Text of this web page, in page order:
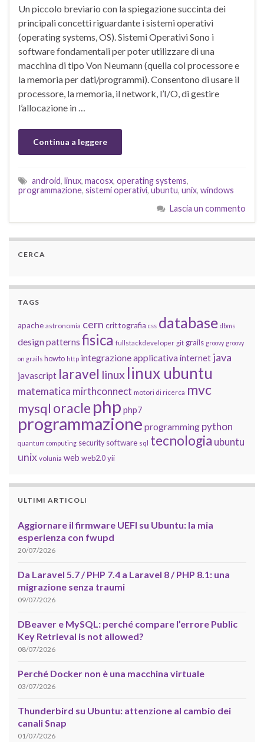
Un piccolo breviario con la spiegazione succinta dei
principali concetti riguardante i sistemi operativi
(operating systems, OS). Sistemi Operativi Sono i
software fondamentali per poter utilizzare di una
macchina di tipo Von Neumann (quella col processore e
la memoria per dati/programmi). Consentono di usare il
processore, la memoria, il network, l’I/O, di gestire
l’allocazione in …
Continua a leggere
android, linux, macosx, operating systems,
programmazione, sistemi operativi, ubuntu, unix, windows
Lascia un commento
CERCA
TAGS
apache astronomia cern crittografia css database dbms
design patterns fisica fullstackdeveloper git grails groovy groovy
on grails howto http integrazione applicativainternet java
javascript laravel linux linux ubuntu
matematica mirthconnect motori di ricerca mvc
mysql oracle php php7
programmazione programming python
quantum computing security software sql tecnologia ubuntu
unix volunia web web2.0 yii
ULTIMI ARTICOLI
Aggiornare il firmware UEFI su Ubuntu: la mia
esperienza con fwupd
20/07/2026
Da Laravel 5.7 / PHP 7.4 a Laravel 8 / PHP 8.1: una
migrazione senza traumi
09/07/2026
DBeaver e MySQL: perché compare l’errore Public
Key Retrieval is not allowed?
08/07/2026
Perché Docker non è una macchina virtuale
03/07/2026
Thunderbird su Ubuntu: attenzione al cambio dei
canali Snap
01/07/2026